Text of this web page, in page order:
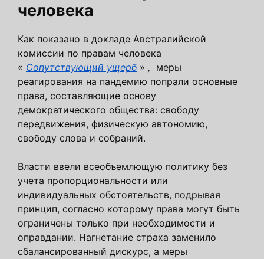
человека
Как показано в докладе Австралийской
комиссии по правам человека
« Сопутствующий ущерб» , меры
реагирования на пандемию попрали основные
права, составляющие основу
демократического общества: свободу
передвижения, физическую автономию,
свободу слова и собраний.
Власти ввели всеобъемлющую политику без
учета пропорциональности или
индивидуальных обстоятельств, подрывая
принцип, согласно которому права могут быть
ограничены только при необходимости и
оправдании. Нагнетание страха заменило
сбалансированный дискурс, а меры